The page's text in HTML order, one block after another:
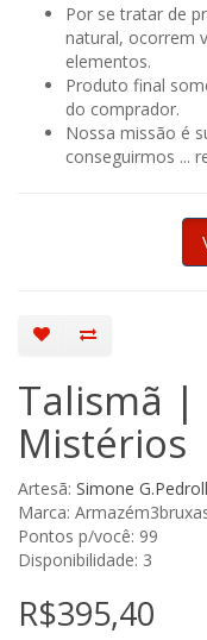
Por se tratar de
natural, ocorrem
elementos.
Produto final
do comprador.
Nossa missão é
conseguirmos ...
Talismã |
Mistérios
Artesã: Simone
Marca:
Pontos p/você: 99
Disponibilidade: 3
R$395,40